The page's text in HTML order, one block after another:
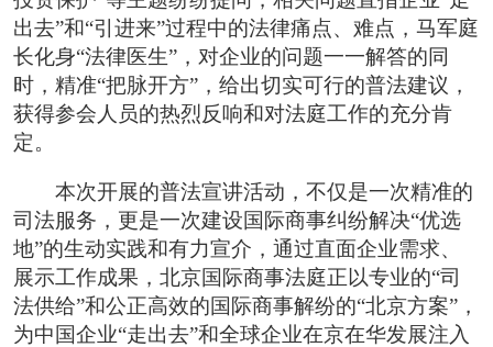
出去”和“引进来”过程中的法律痛点、难点，马军庭
长化身“法律医生”，对企业的问题一一解答的同
时，精准“把脉开方”，给出切实可行的普法建议，
获得参会人员的热烈反响和对法庭工作的充分肯
定。
本次开展的普法宣讲活动，不仅是一次精准的
司法服务，更是一次建设国际商事纠纷解决“优选
地”的生动实践和有力宣介，通过直面企业需求、
展示工作成果，北京国际商事法庭正以专业的“司
法供给”和公正高效的国际商事解纷的“北京方案”，
为中国企业“走出去”和全球企业在京在华发展注入